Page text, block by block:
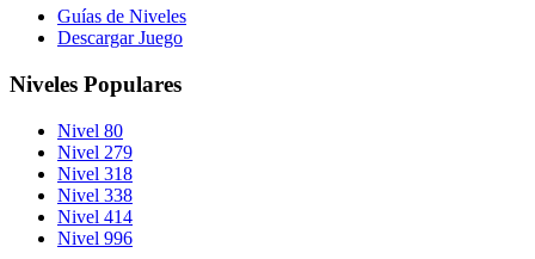
Guías de Niveles
Descargar Juego
Niveles Populares
Nivel 80
Nivel 279
Nivel 318
Nivel 338
Nivel 414
Nivel 996